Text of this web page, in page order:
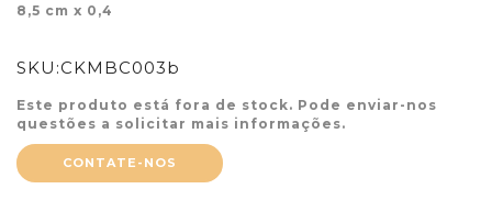
8,5 cm x 0,4
SKU:CKMBC003b
Este produto está fora de stock. Pode enviar-nos
questões a solicitar mais informações.
CONTATE-NOS